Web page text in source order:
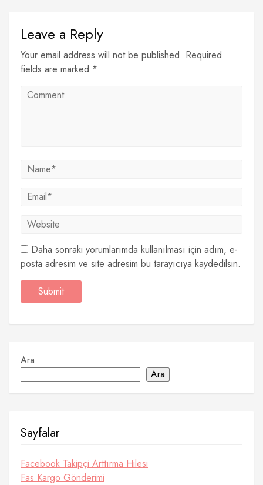
Leave a Reply
Your email address will not be published. Required
fields are marked *
Daha sonraki yorumlarımda kullanılması için adım, e-
posta adresim ve site adresim bu tarayıcıya kaydedilsin.
Ara
Ara
Sayfalar
Facebook Takipçi Arttırma Hilesi
Fas Kargo Gönderimi